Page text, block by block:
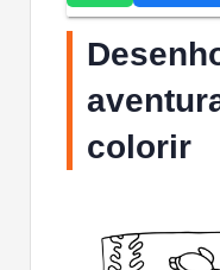
aventura submarina
colorir